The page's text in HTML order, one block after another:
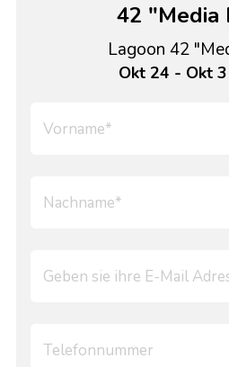
42 "Media
Lagoon 42
Okt 24 - Okt